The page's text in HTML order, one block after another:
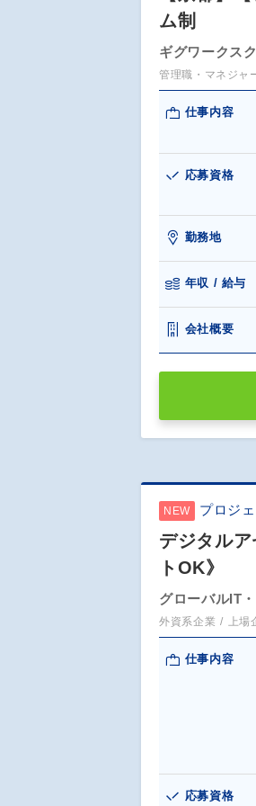
ム制
ギグワークス
管理職・マネジャ
仕事内容
応募資格
勤務地
年収 / 給与
会社概要
NEW プロジ
デジタル
トOK》
グローバルIT
外資系企業 上場
仕事内容
応募資格